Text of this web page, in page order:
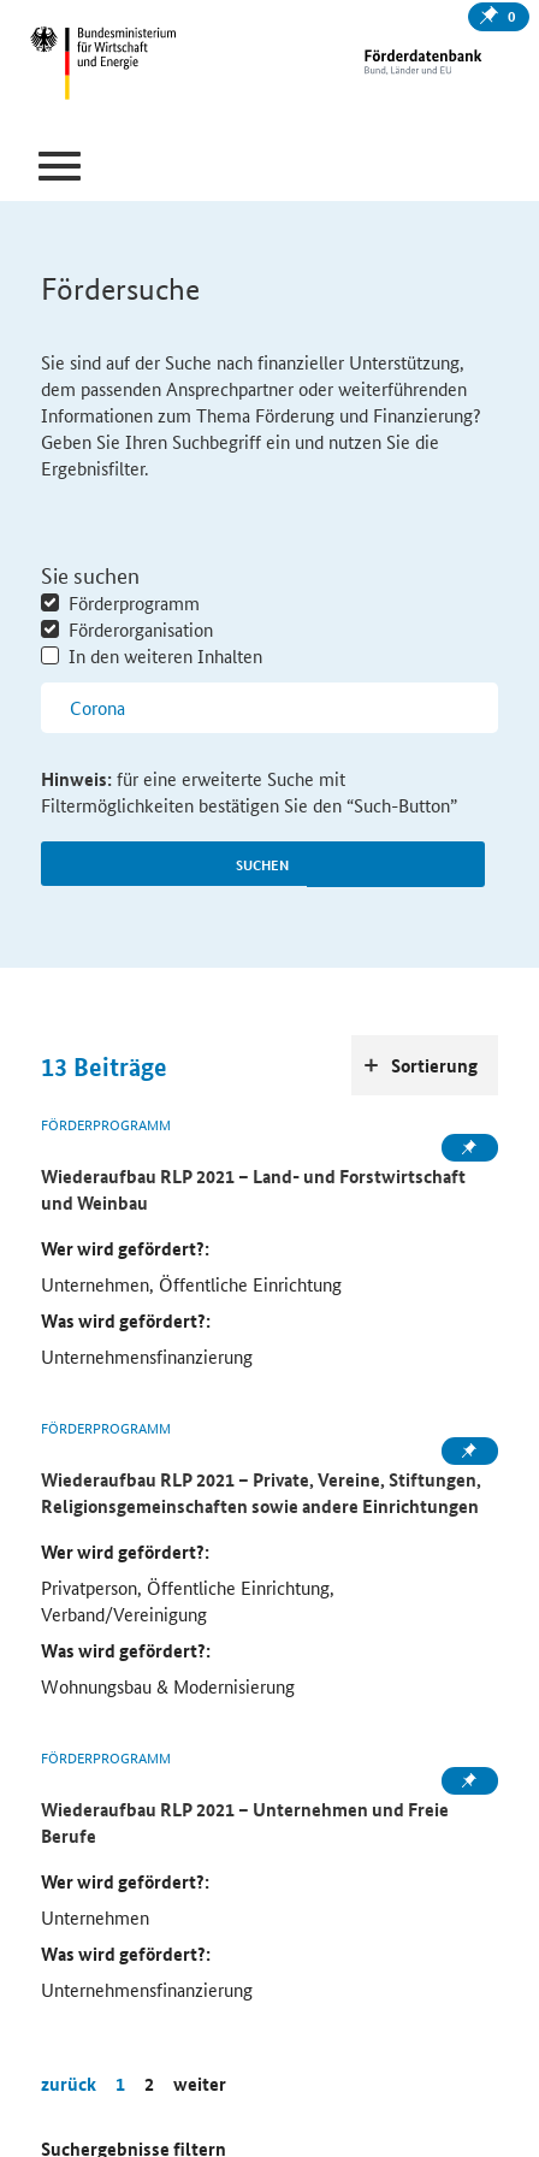
0
Fördersuche
Sie sind auf der Suche nach finanzieller Unterstützung,
dem passenden Ansprechpartner oder weiterführenden
Informationen zum Thema Förderung und Finanzierung?
Geben Sie Ihren Suchbegriff ein und nutzen Sie die
Ergebnisfilter.
Sie suchen
Förderprogramm
Förderorganisation
In den weiteren Inhalten
SUCHEN
Hinweis:für eine erweiterte Suche mit
Filtermöglichkeiten bestätigen Sie den “Such-Button”
13 Beiträge
FÖRDERPROGRAMM
Wiederaufbau RLP 2021 – Land- und Forstwirtschaft
und Weinbau
Wer wird gefördert?:
Unternehmen, Öffentliche Einrichtung
Was wird gefördert?:
Unternehmensfinanzierung
FÖRDERPROGRAMM
Wiederaufbau RLP 2021 – Private, Vereine, Stiftungen,
Religionsgemeinschaften sowie andere Einrichtungen
Wer wird gefördert?:
Privatperson, Öffentliche Einrichtung,
Verband/Vereinigung
Was wird gefördert?:
Wohnungsbau & Modernisierung
FÖRDERPROGRAMM
Wiederaufbau RLP 2021 – Unternehmen und Freie
Berufe
Wer wird gefördert?:
Unternehmen
Was wird gefördert?:
Unternehmensfinanzierung
zurück 1 2 weiter
Sortierung
Suchergebnisse filtern